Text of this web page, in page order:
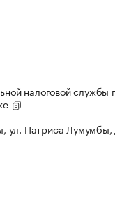
налоговой службы
ул. Патриса Лумумбы,